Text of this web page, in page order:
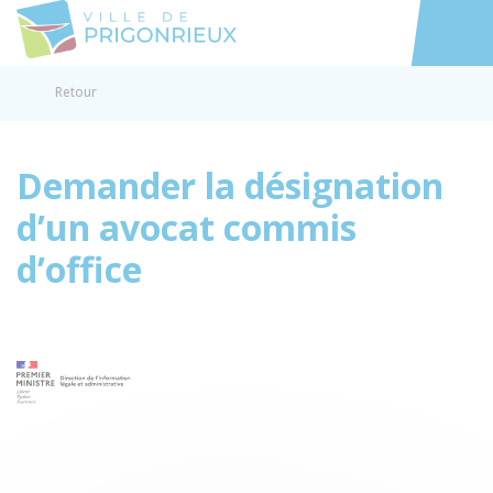
Accéder
Retour
Demander la désignation
d’un avocat commis
d’office